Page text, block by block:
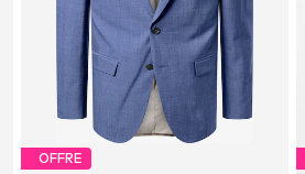
OFFRE